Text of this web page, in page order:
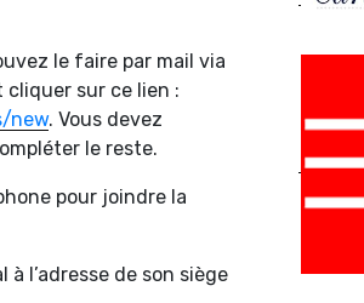
le faire par mail via
cliquer sur ce lien :
new. Vous devez
le reste.
pour joindre la
l’adresse de son siège